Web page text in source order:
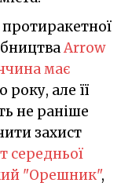
Arrow
має
року, але її
не раніше
захист
середньої
"Орешник",